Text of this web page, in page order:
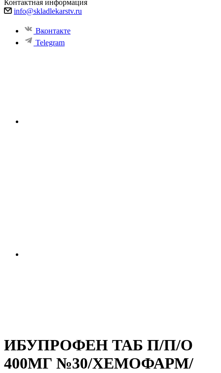
Контактная информация
info@skladlekarstv.ru
Вконтакте
Telegram
ИБУПРОФЕН ТАБ П/П/О
400МГ №30/ХЕМОФАРМ/